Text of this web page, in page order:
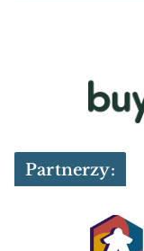
Partnerzy: